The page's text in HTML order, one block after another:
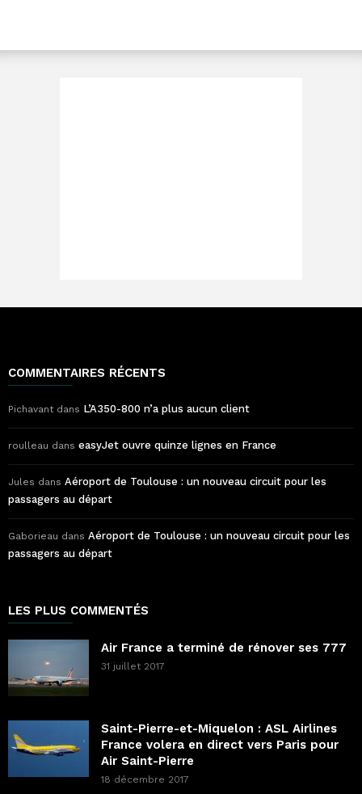
COMMENTAIRES RÉCENTS
Pichavant dans L’A350-800 n’a plus aucun client
roulleau dans easyJet ouvre quinze lignes en France
Jules dans Aéroport de Toulouse : un nouveau circuit pour les
passagers au départ
Gaborieau dans Aéroport de Toulouse : un nouveau circuit pour les
passagers au départ
LES PLUS COMMENTÉS
Air France a terminé de rénover ses 777
31 juillet 2017
Saint-Pierre-et-Miquelon : ASL Airlines
France volera en direct vers Paris pour
Air Saint-Pierre
18 décembre 2017